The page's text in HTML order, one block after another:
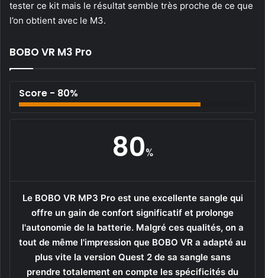
tester ce kit mais le résultat semble très proche de ce que
l’on obtient avec le M3.
BOBO VR M3 Pro
Score - 80%
80%
Le BOBO VR MP3 Pro est une excellente sangle qui
offre un gain de confort significatif et prolonge
l'autonomie de la batterie. Malgré ces qualités, on a
tout de même l'impression que BOBO VR a adapté au
plus vite la version Quest 2 de sa sangle sans
prendre totalement en compte les spécificités du